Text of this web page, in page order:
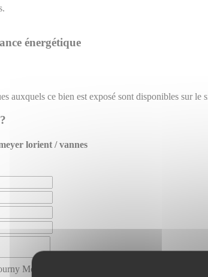
énergétique
auxquels ce bien est exposé sont disponibles sur le
lorient / vannes
Meyer à utiliser mes données personnelles pour